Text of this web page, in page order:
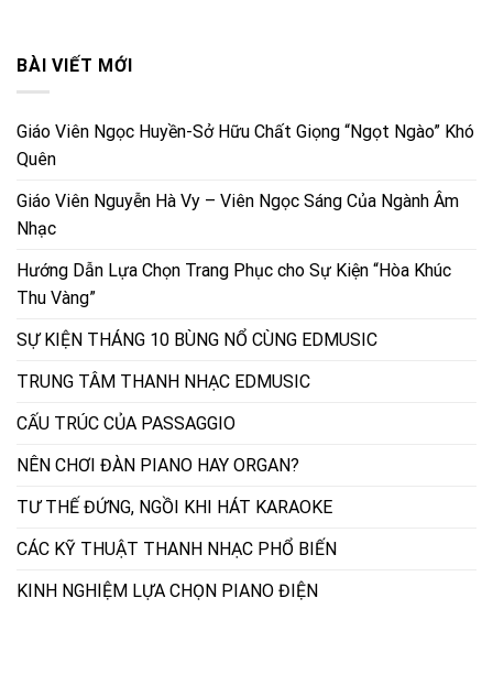
BÀI VIẾT MỚI
Giáo Viên Ngọc Huyền-Sở Hữu Chất Giọng “Ngọt Ngào” Khó
Quên
Giáo Viên Nguyễn Hà Vy – Viên Ngọc Sáng Của Ngành Âm
Nhạc
Hướng Dẫn Lựa Chọn Trang Phục cho Sự Kiện “Hòa Khúc
Thu Vàng”
SỰ KIỆN THÁNG 10 BÙNG NỔ CÙNG EDMUSIC
TRUNG TÂM THANH NHẠC EDMUSIC
CẤU TRÚC CỦA PASSAGGIO
NÊN CHƠI ĐÀN PIANO HAY ORGAN?
TƯ THẾ ĐỨNG, NGỒI KHI HÁT KARAOKE
CÁC KỸ THUẬT THANH NHẠC PHỔ BIẾN
KINH NGHIỆM LỰA CHỌN PIANO ĐIỆN